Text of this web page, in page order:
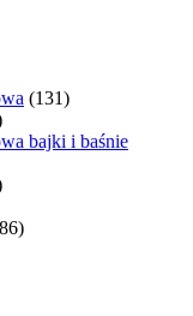
(131)
bajki i baśnie